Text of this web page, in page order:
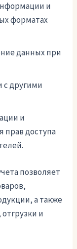
и
форматах
данных при
с другими
и
прав доступа
позволяет
а также
и